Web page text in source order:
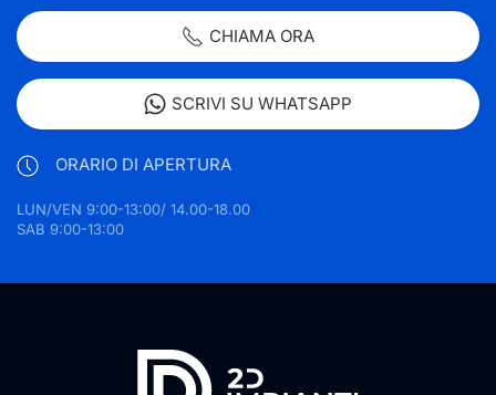
CHIAMA ORA
SCRIVI SU WHATSAPP
ORARIO DI APERTURA
LUN/VEN 9:00-13:00/ 14.00-18.00
SAB 9:00-13:00